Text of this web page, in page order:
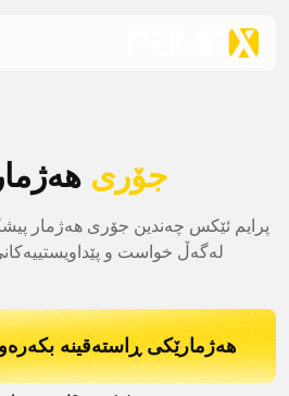
جۆری
پرایم ئێکس چەندین جۆری هەژمار
لەگەڵ خواست و
هەژمارێکی ڕاستەقینە